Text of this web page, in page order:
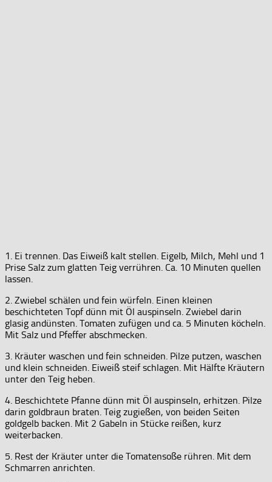
1. Ei trennen. Das Eiweiß kalt stellen. Eigelb, Milch, Mehl und 1
Prise Salz zum glatten Teig verrühren. Ca. 10 Minuten quellen
lassen.
2. Zwiebel schälen und fein würfeln. Einen kleinen
beschichteten Topf dünn mit Öl auspinseln. Zwiebel darin
glasig andünsten. Tomaten zufügen und ca. 5 Minuten köcheln.
Mit Salz und Pfeffer abschmecken.
3. Kräuter waschen und fein schneiden. Pilze putzen, waschen
und klein schneiden. Eiweiß steif schlagen. Mit Hälfte Kräutern
unter den Teig heben.
4. Beschichtete Pfanne dünn mit Öl auspinseln, erhitzen. Pilze
darin goldbraun braten. Teig zugießen, von beiden Seiten
goldgelb backen. Mit 2 Gabeln in Stücke reißen, kurz
weiterbacken.
5. Rest der Kräuter unter die Tomatensoße rühren. Mit dem
Schmarren anrichten.